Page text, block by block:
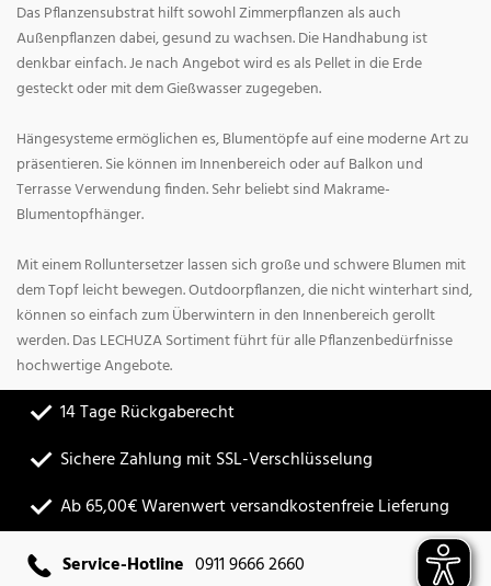
Das Pflanzensubstrat hilft sowohl Zimmerpflanzen als auch
Außenpflanzen dabei, gesund zu wachsen. Die Handhabung ist
denkbar einfach. Je nach Angebot wird es als Pellet in die Erde
gesteckt oder mit dem Gießwasser zugegeben.
Hängesysteme ermöglichen es, Blumentöpfe auf eine moderne Art zu
präsentieren. Sie können im Innenbereich oder auf Balkon und
Terrasse Verwendung finden. Sehr beliebt sind Makrame-
Blumentopfhänger.
Mit einem Rolluntersetzer lassen sich große und schwere Blumen mit
dem Topf leicht bewegen. Outdoorpflanzen, die nicht winterhart sind,
können so einfach zum Überwintern in den Innenbereich gerollt
werden. Das LECHUZA Sortiment führt für alle Pflanzenbedürfnisse
hochwertige Angebote.
14 Tage Rückgaberecht
Sichere Zahlung mit SSL-Verschlüsselung
Ab 65,00€ Warenwert versandkostenfreie Lieferung
Service-Hotline 0911 9666 2660